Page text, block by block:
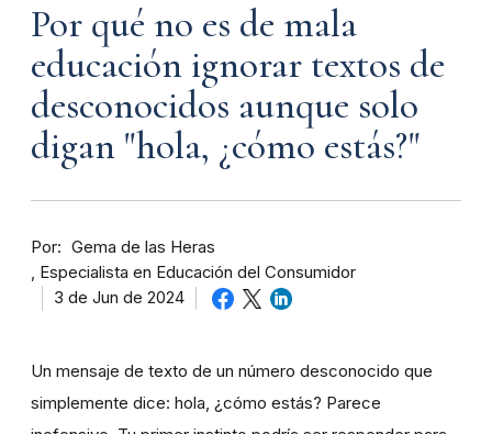
Por qué no es de mala
educación ignorar textos de
desconocidos aunque solo
digan "hola, ¿cómo estás?"
Por
Gema de las Heras
Especialista en Educación del Consumidor
3 de Jun de 2024
Un mensaje de texto de un número desconocido que
simplemente dice: hola, ¿cómo estás? Parece